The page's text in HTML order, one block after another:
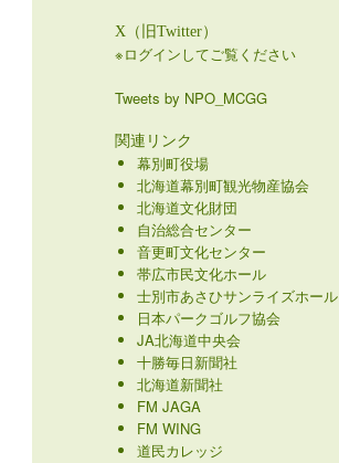
X（旧Twitter）
※ログインしてご覧ください
Tweets by NPO_MCGG
関連リンク
幕別町役場
北海道幕別町観光物産協会
北海道文化財団
自治総合センター
音更町文化センター
帯広市民文化ホール
士別市あさひサンライズホール
日本パークゴルフ協会
JA北海道中央会
十勝毎日新聞社
北海道新聞社
FM JAGA
FM WING
道民カレッジ